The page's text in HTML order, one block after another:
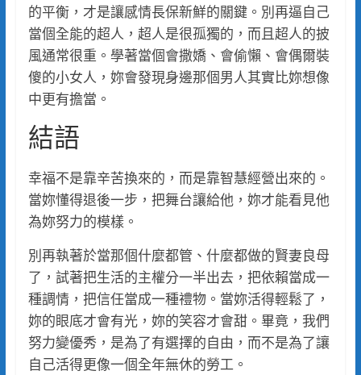
的平衡，才是讓感情長保新鮮的關鍵。別再逼自己
當個全能的超人，超人是很孤獨的，而且超人的披
風通常很重。學著當個會撒嬌、會偷懶、會偶爾裝
傻的小女人，妳會發現身邊那個男人其實比妳想像
中更有擔當。
結語
幸福不是靠辛苦換來的，而是靠智慧經營出來的。
當妳懂得退後一步，把舞台讓給他，妳才能看見他
為妳努力的模樣。
別再執著於當那個什麼都管、什麼都做的賢妻良母
了，試著把生活的主權分一半出去，把依賴當成一
種調情，把信任當成一種禮物。當妳活得輕鬆了，
妳的眼底才會有光，妳的笑容才會甜。畢竟，我們
努力變優秀，是為了有選擇的自由，而不是為了讓
自己活得更像一個全年無休的勞工。